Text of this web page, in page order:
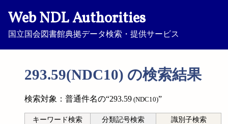
Web NDL Authorities
国立国会図書館典拠データ検索・提供サービス
293.59(NDC10) の検索結果
検索対象：普通件名の“293.59 (NDC10)”
キーワード検索 分類記号検索 識別子検索